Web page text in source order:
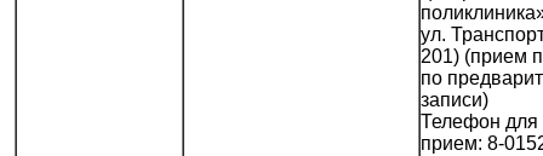
ул.
201) (прием
по
записи)
Телефон для
прием: 8-